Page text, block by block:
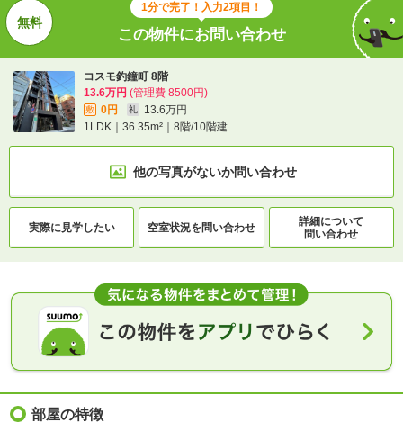
1分で完了！入力2項目！
この物件にお問い合わせ
コスモ釣鐘町 8階
13.6万円 (管理費 8500円)
敷 0円 礼
13.6万円
1LDK｜36.35m²｜8階/10階建
他の写真がないか問い合わせ
実際に見学したい 空室状況を問い合わせ
詳細について
問い合わせ
部屋の特徴